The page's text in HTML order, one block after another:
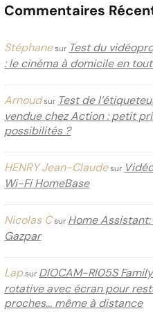
Commentaires
Stéphanesur Test du
: le cinéma à domicile en
Arnoudsur Test de
vendue chez Action : petit
possibilités ?
HENRY Jean-Claudesur
Wi-Fi HomeBase
Nicolas Csur Home
Gazpar
Lapsur DIOCAM-RI05S
rotative avec écran pour
proches… même à distance